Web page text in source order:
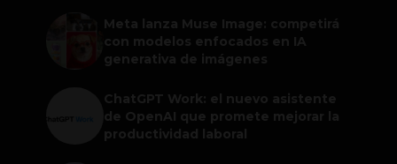
Meta lanza Muse Image: competirá
con modelos enfocados en IA
generativa de imágenes
ChatGPT Work: el nuevo asistente
de OpenAI que promete mejorar la
productividad laboral